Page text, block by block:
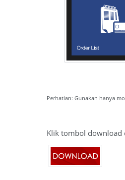
Perhatian: Gunakan hanya
Klik tombol download